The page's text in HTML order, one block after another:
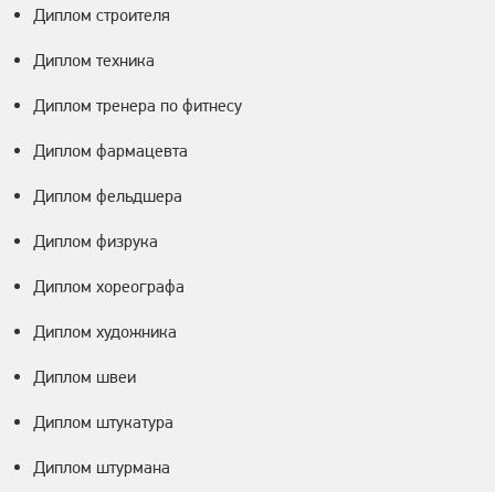
Диплом строителя
Диплом техника
Диплом тренера по фитнесу
Диплом фармацевта
Диплом фельдшера
Диплом физрука
Диплом хореографа
Диплом художника
Диплом швеи
Диплом штукатура
Диплом штурмана